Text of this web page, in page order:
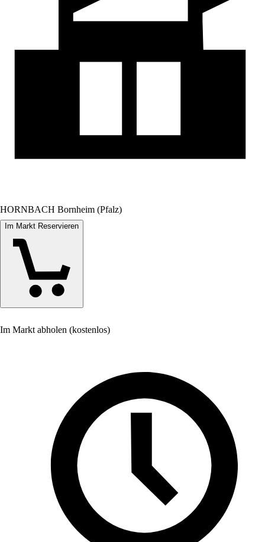
HORNBACH Bornheim (Pfalz)
Im Markt Reservieren
Im Markt abholen (kostenlos)